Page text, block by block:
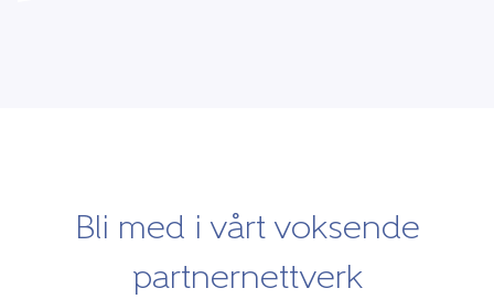
Bli med i vårt voksende
partnernettverk